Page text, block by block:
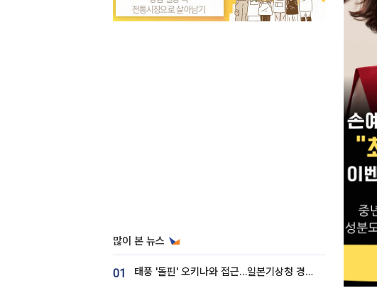
많이 본 뉴스
01 태풍 '돌핀' 오키나와 접근…일본기상청 경로 업데이트